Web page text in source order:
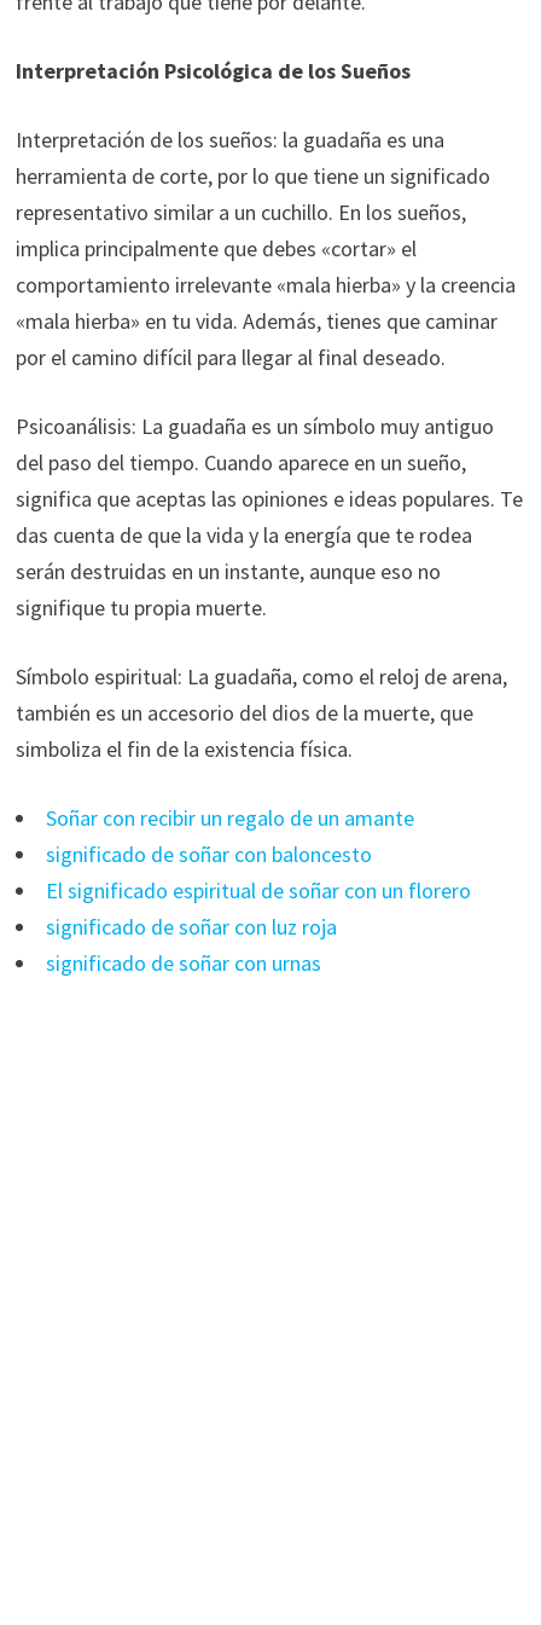
Interpretación Psicológica de los Sueños
Interpretación de los sueños: la guadaña es una
herramienta de corte, por lo que tiene un significado
representativo similar a un cuchillo. En los sueños,
implica principalmente que debes «cortar» el
comportamiento irrelevante «mala hierba» y la creencia
«mala hierba» en tu vida. Además, tienes que caminar
por el camino difícil para llegar al final deseado.
Psicoanálisis: La guadaña es un símbolo muy antiguo
del paso del tiempo. Cuando aparece en un sueño,
significa que aceptas las opiniones e ideas populares. Te
das cuenta de que la vida y la energía que te rodea
serán destruidas en un instante, aunque eso no
signifique tu propia muerte.
Símbolo espiritual: La guadaña, como el reloj de arena,
también es un accesorio del dios de la muerte, que
simboliza el fin de la existencia física.
Soñar con recibir un regalo de un amante
significado de soñar con baloncesto
El significado espiritual de soñar con un florero
significado de soñar con luz roja
significado de soñar con urnas